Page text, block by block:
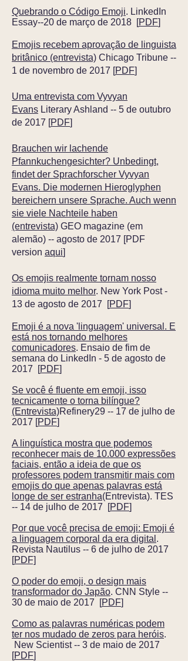
Quebrando o Código Emoji. LinkedIn
Essay--20 de março de 2018 [PDF]
Emojis recebem aprovação de linguista
britânico (entrevista) Chicago Tribune --
1 de novembro de 2017 [PDF]
Uma entrevista com Vyvyan
Evans Literary Ashland -- 5 de outubro
de 2017 [PDF]
Brauchen wir lachende
Pfannkuchengesichter? Unbedingt,
findet der Sprachforscher Vyvyan
Evans. Die modernen Hieroglyphen
bereichern unsere Sprache. Auch wenn
sie viele Nachteile haben
(entrevista) GEO magazine (em
alemão) -- agosto de 2017 [PDF
version aqui]
Os emojis realmente tornam nosso
idioma muito melhor. New York Post -
13 de agosto de 2017 [PDF]
Emoji é a nova 'linguagem' universal. E
está nos tornando melhores
comunicadores. Ensaio de fim de
semana do LinkedIn - 5 de agosto de
2017 [PDF]
Se você é fluente em emoji, isso
tecnicamente o torna bilíngue?
(Entrevista)Refinery29 -- 17 de julho de
2017 [PDF]
A linguística mostra que podemos
reconhecer mais de 10.000 expressões
faciais, então a ideia de que os
professores podem transmitir mais com
emojis do que apenas palavras está
longe de ser estranha(Entrevista). TES
-- 14 de julho de 2017 [PDF]
Por que você precisa de emoji: Emoji é
a linguagem corporal da era digital .
Revista Nautilus -- 6 de julho de 2017
[PDF]
O poder do emoji, o design mais
transformador do Japão. CNN Style --
30 de maio de 2017 [PDF]
Como as palavras numéricas podem
ter nos mudado de zeros para heróis.
New Scientist -- 3 de maio de 2017
[PDF]